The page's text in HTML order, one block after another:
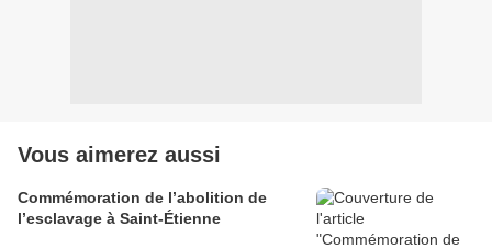
Vous aimerez aussi
Commémoration de l’abolition de
l’esclavage à Saint-Étienne